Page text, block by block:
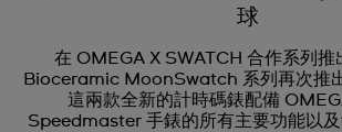
球
在 OMEGA X SWATCH 合作系列推
Bioceramic MoonSwatch 系列再次推
這兩款全新的計時碼錶配備
Speedmaster 手錶的所有主要功能以